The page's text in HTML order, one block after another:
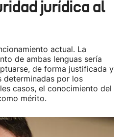
jurídica al
actual. La
de ambas lenguas sería
de forma justificada y
determinadas por los
casos, el conocimiento del
mérito.